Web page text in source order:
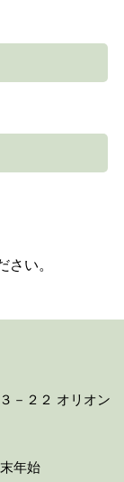
さい。
－２２ オリオン
年始